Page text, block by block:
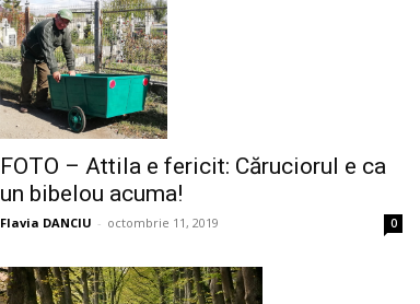
FOTO – Attila e fericit: Căruciorul e ca
un bibelou acuma!
Flavia DANCIU - octombrie 11, 2019 0